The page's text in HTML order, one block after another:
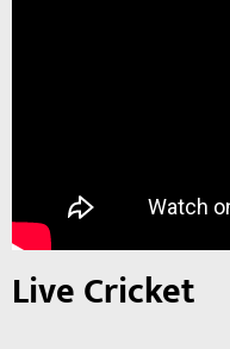
Live Cricket